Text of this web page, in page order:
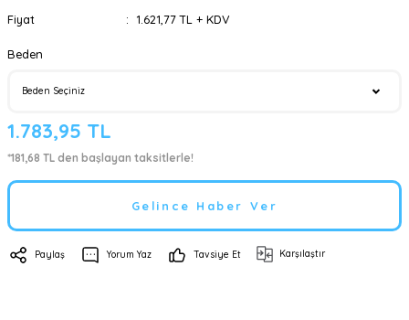
Fiyat
1.621,77 TL + KDV
Beden
1.783,95 TL
*181,68 TL den başlayan taksitlerle!
Gelince Haber Ver
Paylaş Yorum Yaz Tavsiye Et Karşılaştır